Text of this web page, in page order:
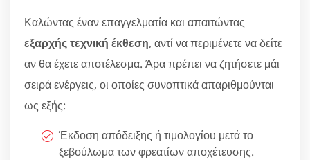
Καλώντας έναν επαγγελματία και απαιτώντας
εξαρχής τεχνική έκθεση, αντί να περιμένετε να δείτε
αν θα έχετε αποτέλεσμα. Άρα πρέπει να ζητήσετε μάι
σειρά ενέργεις, οι οποίες συνοπτικά απαριθμούνται
ως εξής:
Έκδοση απόδειξης ή τιμολογίου μετά το
ξεβούλωμα των φρεατίων αποχέτευσης.